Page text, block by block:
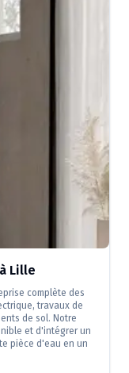
Lille
complète des
travaux de
de sol. Notre
et d'intégrer un
pièce d'eau en un